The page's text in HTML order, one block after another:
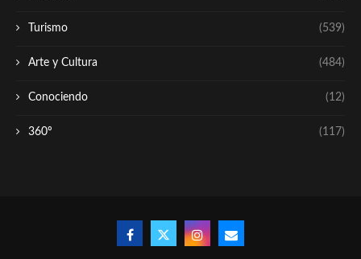
Turismo (539)
Arte y Cultura (484)
Conociendo (12)
360º (117)